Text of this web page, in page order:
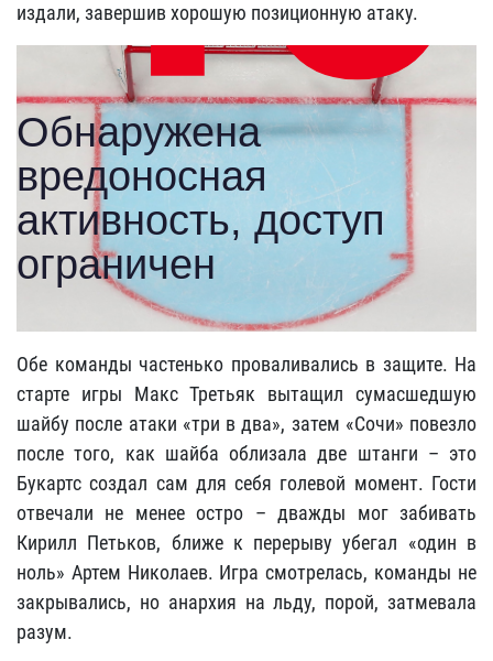
издали, завершив хорошую позиционную атаку.
Обе команды частенько проваливались в защите. На
старте игры Макс Третьяк вытащил сумасшедшую
шайбу после атаки «три в два», затем «Сочи» повезло
после того, как шайба облизала две штанги – это
Букартс создал сам для себя голевой момент. Гости
отвечали не менее остро – дважды мог забивать
Кирилл Петьков, ближе к перерыву убегал «один в
ноль» Артем Николаев. Игра смотрелась, команды не
закрывались, но анархия на льду, порой, затмевала
разум.